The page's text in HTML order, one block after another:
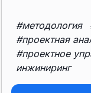
#методология
#проектная
#проектное
инжиниринг